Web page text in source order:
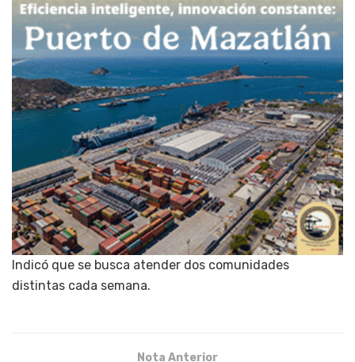
Indicó que se busca atender dos comunidades
distintas cada semana.
Nota Anterior